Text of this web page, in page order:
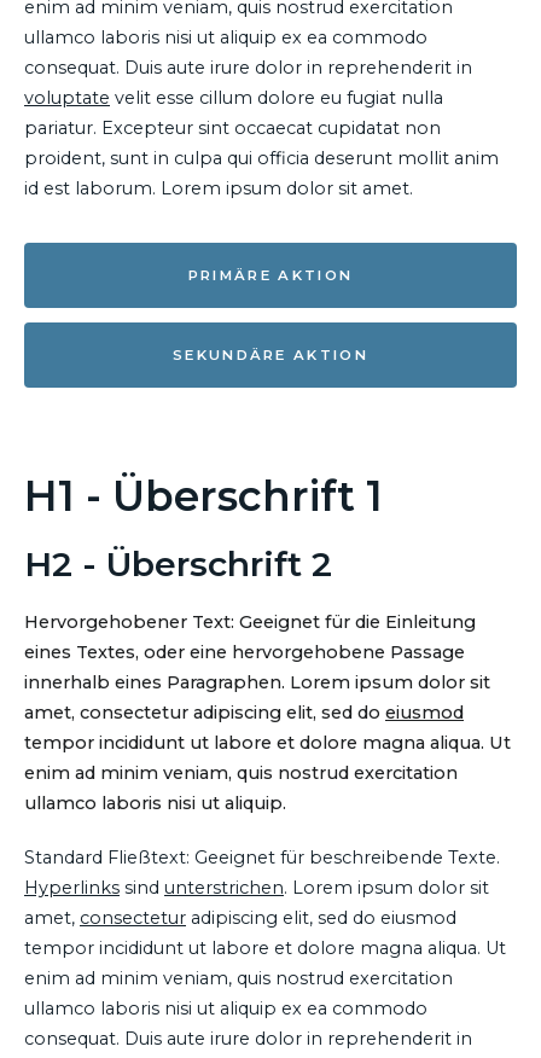
enim ad minim veniam, quis nostrud exercitation
ullamco laboris nisi ut aliquip ex ea commodo
consequat. Duis aute irure dolor in reprehenderit in
voluptate velit esse cillum dolore eu fugiat nulla
pariatur. Excepteur sint occaecat cupidatat non
proident, sunt in culpa qui officia deserunt mollit anim
id est laborum. Lorem ipsum dolor sit amet.
PRIMÄRE AKTION
SEKUNDÄRE AKTION
H1 - Überschrift 1
H2 - Überschrift 2
Hervorgehobener Text: Geeignet für die Einleitung
eines Textes, oder eine hervorgehobene Passage
innerhalb eines Paragraphen. Lorem ipsum dolor sit
amet, consectetur adipiscing elit, sed do eiusmod
tempor incididunt ut labore et dolore magna aliqua. Ut
enim ad minim veniam, quis nostrud exercitation
ullamco laboris nisi ut aliquip.
Standard Fließtext: Geeignet für beschreibende Texte.
Hyperlinks sind unterstrichen. Lorem ipsum dolor sit
amet, consectetur adipiscing elit, sed do eiusmod
tempor incididunt ut labore et dolore magna aliqua. Ut
enim ad minim veniam, quis nostrud exercitation
ullamco laboris nisi ut aliquip ex ea commodo
consequat. Duis aute irure dolor in reprehenderit in